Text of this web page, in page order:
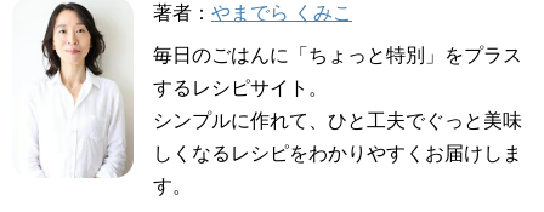
著者： やまでら くみこ
毎日のごはんに「ちょっと特別」をプラス
するレシピサイト。
シンプルに作れて、ひと工夫でぐっと美味
しくなるレシピをわかりやすくお届けしま
す。